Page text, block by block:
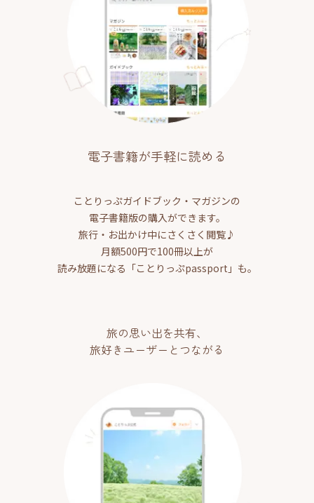
電子書籍が手軽に読める
ことりっぷガイドブック・マガジンの
電子書籍版の購入ができます。
旅行・お出かけ中にさくさく閲覧♪
月額500円で100冊以上が
読み放題になる「ことりっぷpassport」も。
旅の思い出を共有、
旅好きユーザーとつながる